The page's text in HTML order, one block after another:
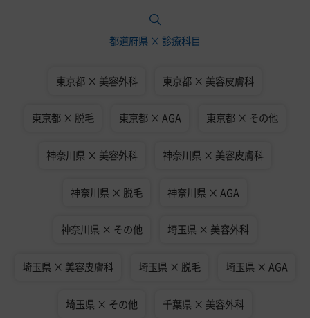
都道府県 × 診療科目
東京都 × 美容外科 東京都 × 美容皮膚科
東京都 × 脱毛 東京都 × AGA 東京都 × その他
神奈川県 × 美容外科 神奈川県 × 美容皮膚科
神奈川県 × 脱毛 神奈川県 × AGA
神奈川県 × その他 埼玉県 × 美容外科
埼玉県 × 美容皮膚科 埼玉県 × 脱毛 埼玉県 × AGA
埼玉県 × その他 千葉県 × 美容外科